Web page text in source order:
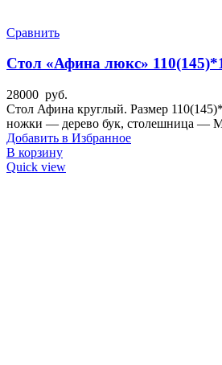
Сравнить
Стол «Афина люкс»
28000 руб.
Стол Афина круглый. Размер
ножки — дерево бук, столешница —
Добавить в Избранное
В корзину
Quick view